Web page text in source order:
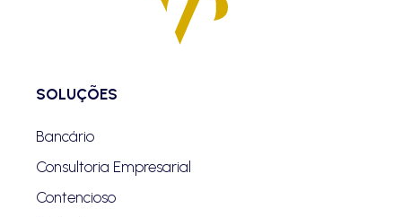
SOLUÇÕES
Bancário
Consultoria Empresarial
Contencioso